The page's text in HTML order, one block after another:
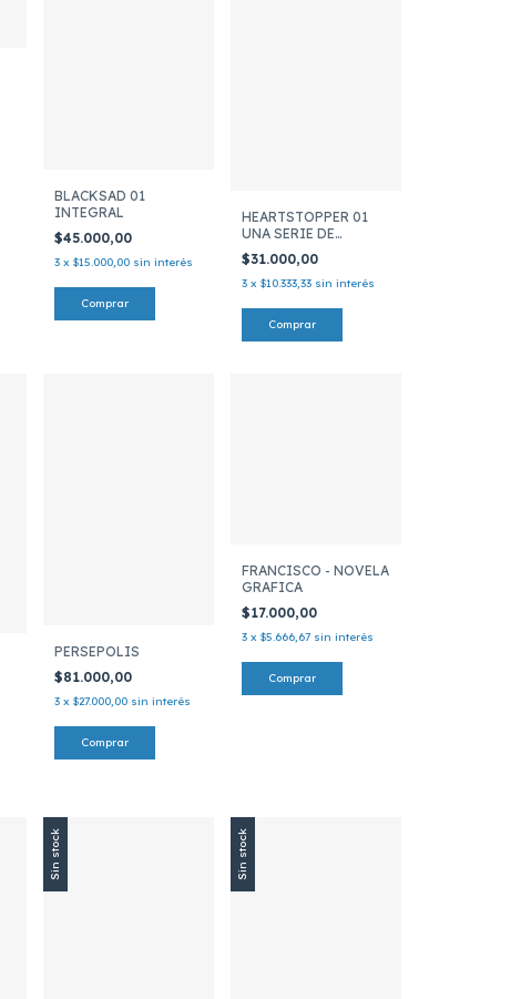
BLACKSAD 01
INTEGRAL
$45.000,00
3 x $15.000,00 sin interés
HEARTSTOPPER 01
UNA SERIE DE
NETFLIX
$31.000,00
3 x $10.333,33 sin interés
PERSEPOLIS
$81.000,00
3 x $27.000,00 sin interés
FRANCISCO - NOVELA
GRAFICA
$17.000,00
3 x $5.666,67 sin interés
Sin stock Sin stock